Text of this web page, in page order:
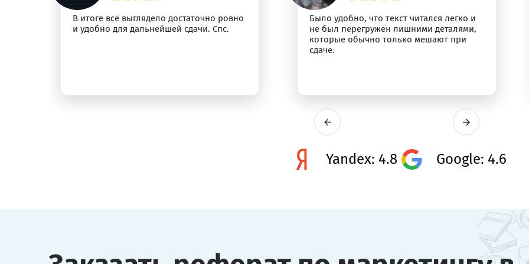
В итоге всё выглядело достаточно ровно
и удобно для дальнейшей сдачи. Спс.
Было удобно, что текст читался легко и
не был перегружен лишними деталями,
которые обычно только мешают при
сдаче.
Yandex: 4.8 Google: 4.6